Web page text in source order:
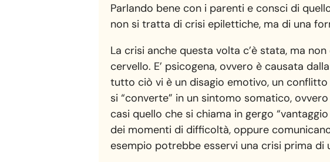
Parlando bene con i parenti e consci di
non si tratta di crisi epilettiche, ma di una
La crisi anche questa volta c’è stata, ma
cervello. E’ psicogena, ovvero è causata
tutto ciò vi è un disagio emotivo, un conflitto
si “converte” in un sintomo somatico,
casi quello che si chiama in gergo
dei momenti di difficoltà, oppure
esempio potrebbe esservi una crisi prima di